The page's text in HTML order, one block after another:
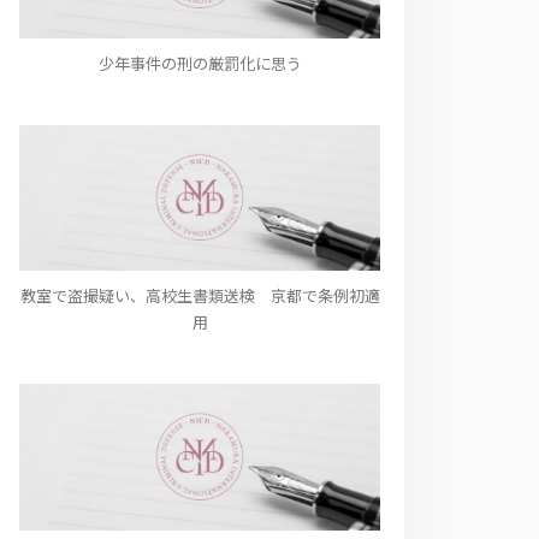
少年事件の刑の厳罰化に思う
教室で盗撮疑い、高校生書類送検 京都で条例初適
用